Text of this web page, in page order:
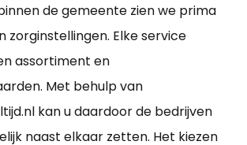
de gemeente zien we prima
zorginstellingen. Elke service
assortiment en
Met behulp van
kan u daardoor de bedrijven
naast elkaar zetten. Het kiezen